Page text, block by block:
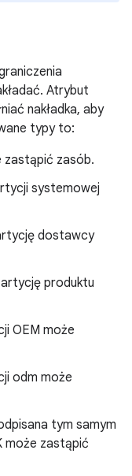
Atrybut
nakładka, aby
typy to:
zastąpić zasób.
systemowej
dostawcy
produktu
OEM może
odm może
tym samym
może zastąpić